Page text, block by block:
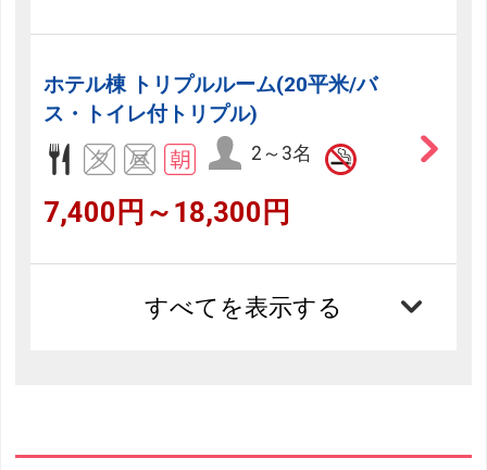
ホテル棟 トリプルルーム(20平米/バ
ス・トイレ付トリプル)
2～3名
7,400円～18,300円
すべてを表示する